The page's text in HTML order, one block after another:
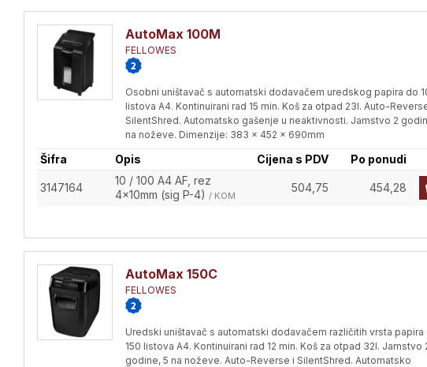
AutoMax 100M
FELLOWES
Osobni uništavač s automatski dodavačem uredskog papira do
listova A4. Kontinuirani rad 15 min. Koš za otpad 23l. Auto-
SilentShred. Automatsko gašenje u neaktivnosti. Jamstvo 2
na noževe. Dimenzije: 383 x 452 x 690mm
Šifra Opis Cijena s PDV Po ponudi
3147164
10 / 100 A4 AF, rez
4x10mm (sig P-4) / KOM
504,75 454,28
AutoMax 150C
FELLOWES
Uredski uništavač s automatski dodavačem različitih vrsta papira
150 listova A4. Kontinuirani rad 12 min. Koš za otpad 32l. Jamstvo
godine, 5 na noževe. Auto-Reverse i SilentShred. Automatsko